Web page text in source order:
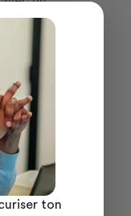
d’un
vous
promotion
ton